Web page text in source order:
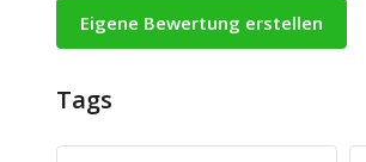
Eigene Bewertung erstellen
Tags